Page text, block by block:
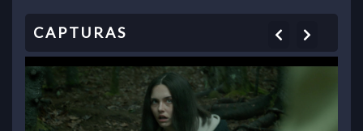
Previous